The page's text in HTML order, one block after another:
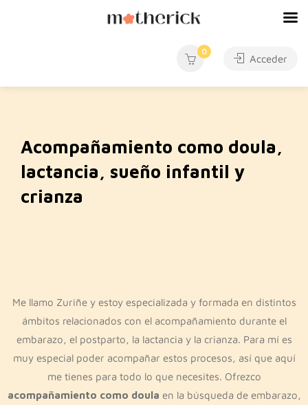
0
Acceder
Acompañamiento como doula,
lactancia, sueño infantil y
crianza
Me llamo Zuriñe y estoy especializada y formada en distintos
ámbitos relacionados con el acompañamiento durante el
embarazo, el postparto, la lactancia y la crianza. Para mí es
muy especial poder acompañar estos procesos, así que aquí
me tienes para todo lo que necesites. Ofrezco
acompañamiento como doula en la búsqueda de embarazo,